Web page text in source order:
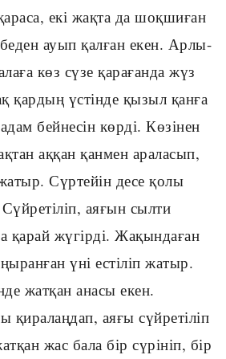
екі жақта да шоқшиған
ауып қалған екен. Арлы-
көз сүзе қарағанда жүз
қардың үстінде қызыл қанға
бейнесін көрді. Көзінен
аққан қанмен араласып,
Сүртейін десе қолы
аяғын сылти
қарай жүгірді. Жақындаған
үні естіліп жатыр.
жатқан анасы екен.
қиралаңдап, аяғы сүйретіліп
жас бала бір сүрініп, бір